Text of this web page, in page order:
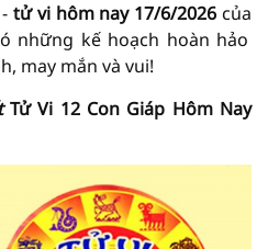
-tử vi hôm nay 17/6/2026 của
những kế hoạch hoàn hảo
may mắn và vui!
Tử Vi 12 Con Giáp Hôm Nay